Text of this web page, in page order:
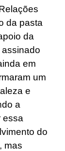
da pasta
da
em
um
e
a
essa
do
mas